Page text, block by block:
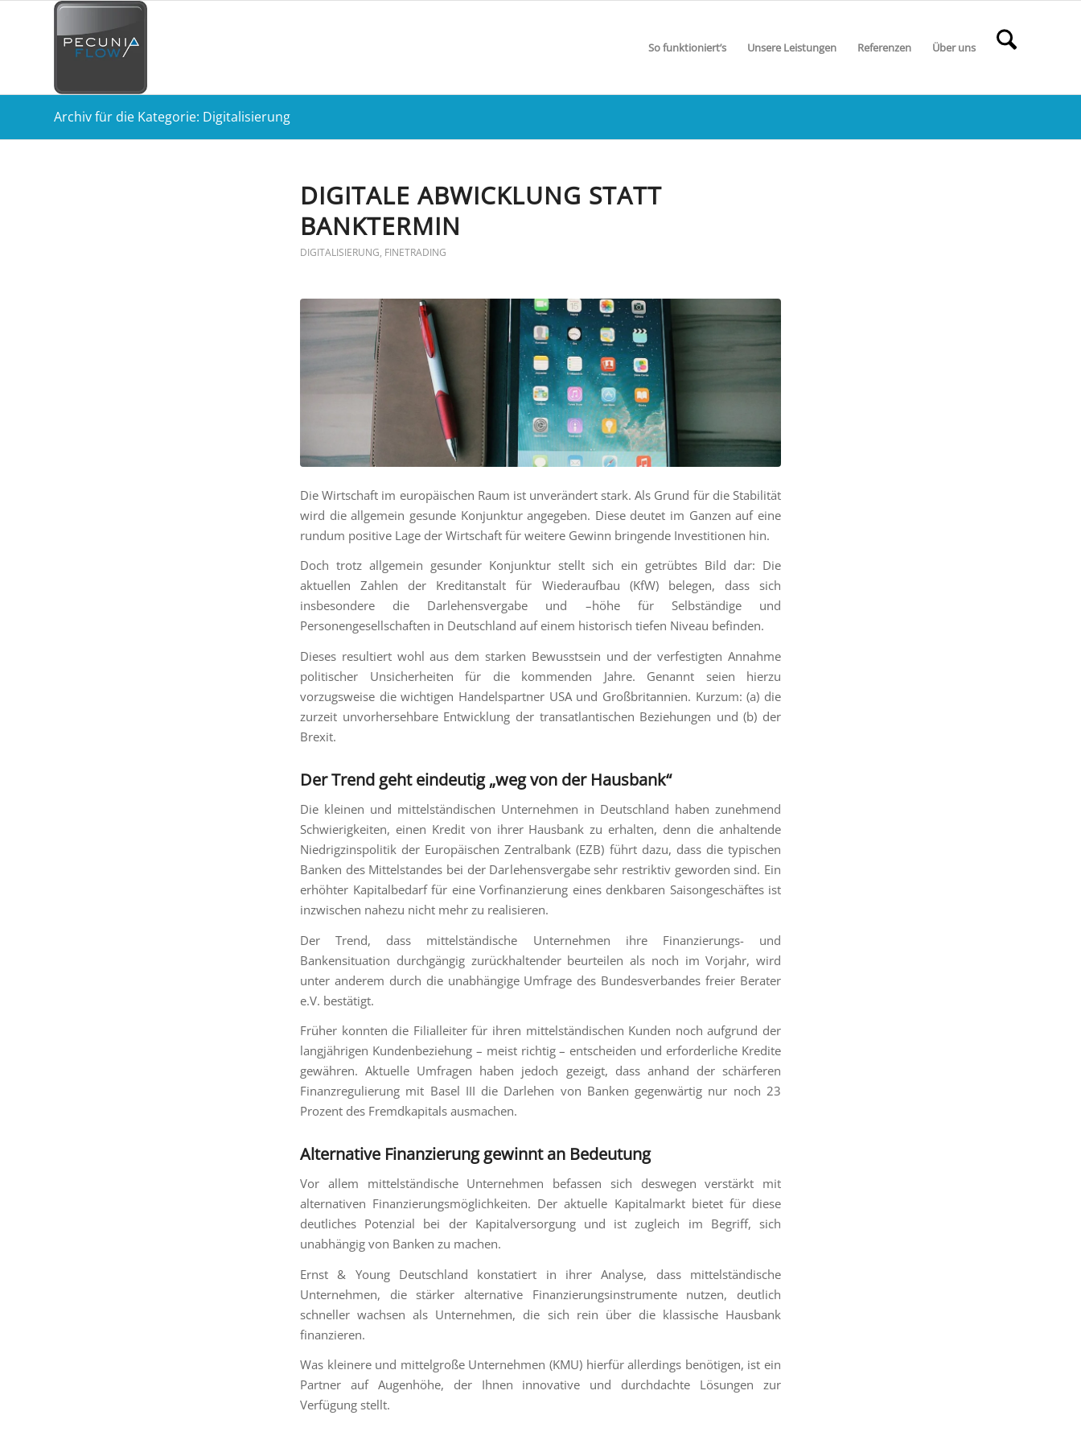
So funktioniert’s Unsere Leistungen Referenzen Über uns
Archiv für die Kategorie: Digitalisierung
DIGITALE ABWICKLUNG STATT
BANKTERMIN
DIGITALISIERUNG, FINETRADING
Die Wirtschaft im europäischen Raum ist unverändert stark. Als Grund für die Stabilität
wird die allgemein gesunde Konjunktur angegeben. Diese deutet im Ganzen auf eine
rundum positive Lage der Wirtschaft für weitere Gewinn bringende Investitionen hin.
Doch trotz allgemein gesunder Konjunktur stellt sich ein getrübtes Bild dar: Die
aktuellen Zahlen der Kreditanstalt für Wiederaufbau (KfW) belegen, dass sich
insbesondere die Darlehensvergabe und –höhe für Selbständige und
Personengesellschaften in Deutschland auf einem historisch tiefen Niveau befinden.
Dieses resultiert wohl aus dem starken Bewusstsein und der verfestigten Annahme
politischer Unsicherheiten für die kommenden Jahre. Genannt seien hierzu
vorzugsweise die wichtigen Handelspartner USA und Großbritannien. Kurzum: (a) die
zurzeit unvorhersehbare Entwicklung der transatlantischen Beziehungen und (b) der
Brexit.
Der Trend geht eindeutig „weg von der Hausbank“
Die kleinen und mittelständischen Unternehmen in Deutschland haben zunehmend
Schwierigkeiten, einen Kredit von ihrer Hausbank zu erhalten, denn die anhaltende
Niedrigzinspolitik der Europäischen Zentralbank (EZB) führt dazu, dass die typischen
Banken des Mittelstandes bei der Darlehensvergabe sehr restriktiv geworden sind. Ein
erhöhter Kapitalbedarf für eine Vorfinanzierung eines denkbaren Saisongeschäftes ist
inzwischen nahezu nicht mehr zu realisieren.
Der Trend, dass mittelständische Unternehmen ihre Finanzierungs- und
Bankensituation durchgängig zurückhaltender beurteilen als noch im Vorjahr, wird
unter anderem durch die unabhängige Umfrage des Bundesverbandes freier Berater
e.V. bestätigt.
Früher konnten die Filialleiter für ihren mittelständischen Kunden noch aufgrund der
langjährigen Kundenbeziehung – meist richtig – entscheiden und erforderliche Kredite
gewähren. Aktuelle Umfragen haben jedoch gezeigt, dass anhand der schärferen
Finanzregulierung mit Basel III die Darlehen von Banken gegenwärtig nur noch 23
Prozent des Fremdkapitals ausmachen.
Alternative Finanzierung gewinnt an Bedeutung
Vor allem mittelständische Unternehmen befassen sich deswegen verstärkt mit
alternativen Finanzierungsmöglichkeiten. Der aktuelle Kapitalmarkt bietet für diese
deutliches Potenzial bei der Kapitalversorgung und ist zugleich im Begriff, sich
unabhängig von Banken zu machen.
Ernst & Young Deutschland konstatiert in ihrer Analyse, dass mittelständische
Unternehmen, die stärker alternative Finanzierungsinstrumente nutzen, deutlich
schneller wachsen als Unternehmen, die sich rein über die klassische Hausbank
finanzieren.
Was kleinere und mittelgroße Unternehmen (KMU) hierfür allerdings benötigen, ist ein
Partner auf Augenhöhe, der Ihnen innovative und durchdachte Lösungen zur
Verfügung stellt.